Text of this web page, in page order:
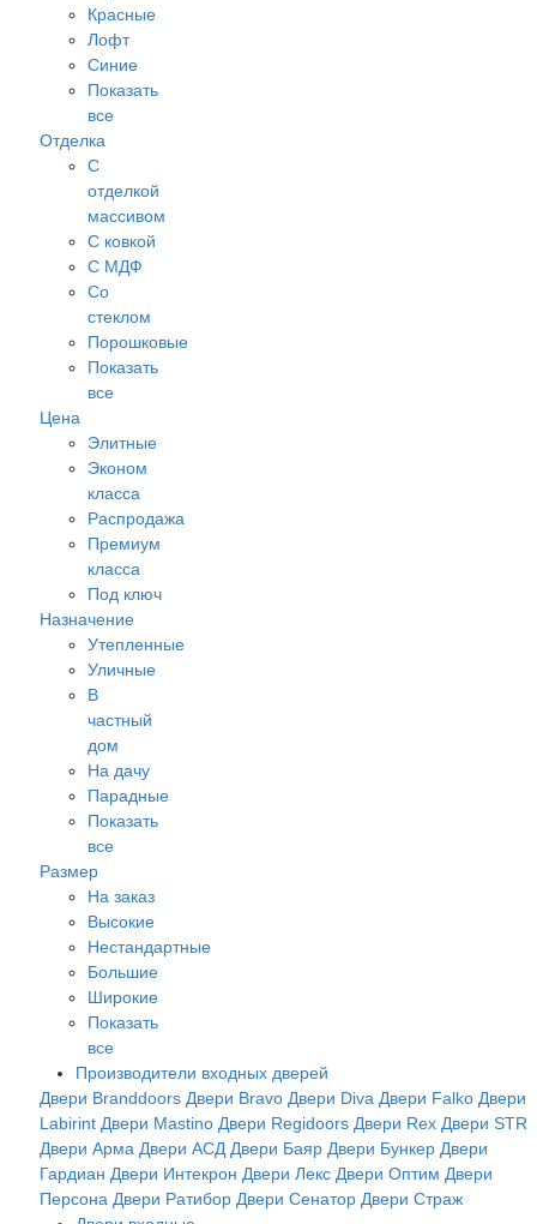
Красные
Лофт
Синие
Показать
все
Отделка
С
отделкой
массивом
С ковкой
С МДФ
Cо
стеклом
Порошковые
Показать
все
Цена
Элитные
Эконом
класса
Распродажа
Премиум
класса
Под ключ
Назначение
Утепленные
Уличные
В
частный
дом
На дачу
Парадные
Показать
все
Размер
На заказ
Высокие
Нестандартные
Большие
Широкие
Показать
все
Производители входных дверей
Двери Branddoors Двери Bravo Двери Diva Двери Falko Двери
Labirint Двери Mastino Двери Regidoors Двери Rex Двери STR
Двери Арма Двери АСД Двери Баяр Двери Бункер Двери
Гардиан Двери Интекрон Двери Лекс Двери Оптим Двери
Персона Двери Ратибор Двери Сенатор Двери Страж